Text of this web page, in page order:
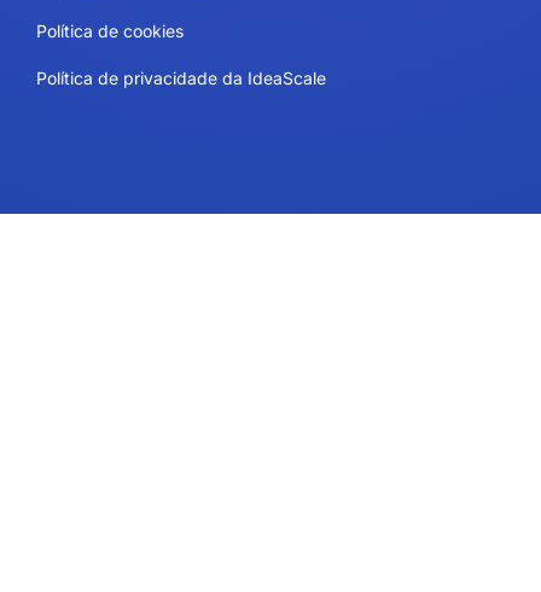
Política de cookies
Política de privacidade da IdeaScale